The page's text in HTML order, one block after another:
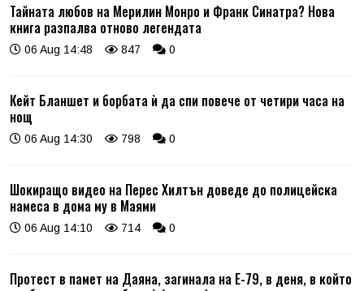
Тайната любов на Мерилин Монро и Франк Синатра? Нова
книга разпалва отново легендата
06 Aug 14:48 847 0
Кейт Бланшет и борбата ѝ да спи повече от четири часа на
нощ
06 Aug 14:30 798 0
Шокиращо видео на Перес Хилтън доведе до полицейска
намеса в дома му в Маями
06 Aug 14:10 714 0
Протест в памет на Даяна, загинала на Е-79, в деня, в който